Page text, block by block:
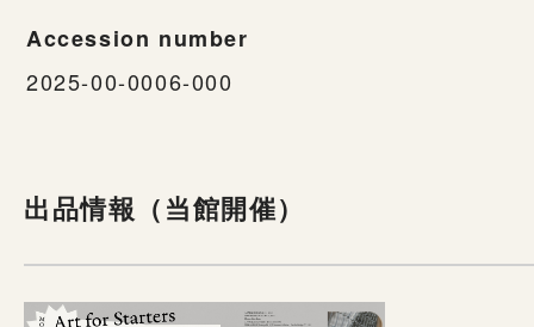
Accession number
2025-00-0006-000
出品情報（当館開催）